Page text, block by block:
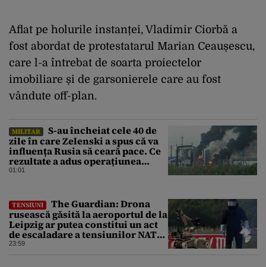
Aflat pe holurile instanței, Vladimir Ciorbă a
fost abordat de protestatarul Marian Ceaușescu,
care l-a întrebat de soarta proiectelor
imobiliare și de garsonierele care au fost
vândute off-plan.
MILITAR
S-au încheiat cele 40 de
zile în care Zelenski a spus că va
influența Rusia să ceară pace. Ce
rezultate a adus operațiunea
Kievului
01:01
TENSIUNI
The Guardian: Drona
rusească găsită la aeroportul de la
Leipzig ar putea constitui un act
de escaladare a tensiunilor NATO-
Rusia
23:59